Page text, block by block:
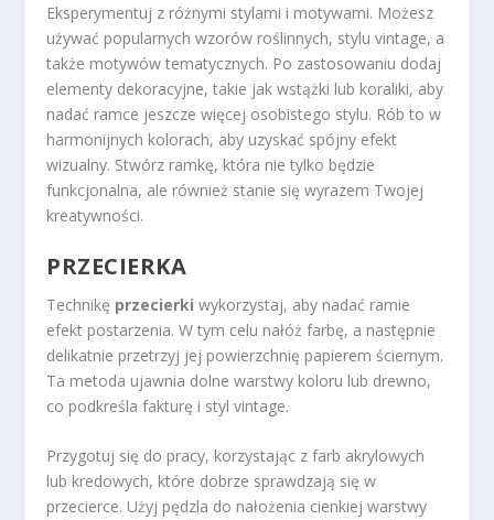
Eksperymentuj z różnymi stylami i motywami. Możesz
używać popularnych wzorów roślinnych, stylu vintage, a
także motywów tematycznych. Po zastosowaniu dodaj
elementy dekoracyjne, takie jak wstążki lub koraliki, aby
nadać ramce jeszcze więcej osobistego stylu. Rób to w
harmonijnych kolorach, aby uzyskać spójny efekt
wizualny. Stwórz ramkę, która nie tylko będzie
funkcjonalna, ale również stanie się wyrazem Twojej
kreatywności.
PRZECIERKA
Technikę przecierki wykorzystaj, aby nadać ramie
efekt postarzenia. W tym celu nałóż farbę, a następnie
delikatnie przetrzyj jej powierzchnię papierem ściernym.
Ta metoda ujawnia dolne warstwy koloru lub drewno,
co podkreśla fakturę i styl vintage.
Przygotuj się do pracy, korzystając z farb akrylowych
lub kredowych, które dobrze sprawdzają się w
przecierce. Użyj pędzla do nałożenia cienkiej warstwy